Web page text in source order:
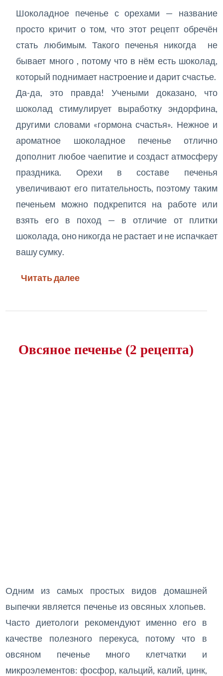
Шоколадное печенье с орехами — название
просто кричит о том, что этот рецепт обречён
стать любимым. Такого печенья никогда не
бывает много , потому что в нём есть шоколад,
который поднимает настроение и дарит счастье.
Да-да, это правда! Учеными доказано, что
шоколад стимулирует выработку эндорфина,
другими словами «гормона счастья». Нежное и
ароматное шоколадное печенье отлично
дополнит любое чаепитие и создаст атмосферу
праздника. Орехи в составе печенья
увеличивают его питательность, поэтому таким
печеньем можно подкрепится на работе или
взять его в поход — в отличие от плитки
шоколада, оно никогда не растает и не испачкает
вашу сумку.
Читать далее
Овсяное печенье (2 рецепта)
Одним из самых простых видов домашней
выпечки является печенье из овсяных хлопьев.
Часто диетологи рекомендуют именно его в
качестве полезного перекуса, потому что в
овсяном печенье много клетчатки и
микроэлементов: фосфор, кальций, калий, цинк,